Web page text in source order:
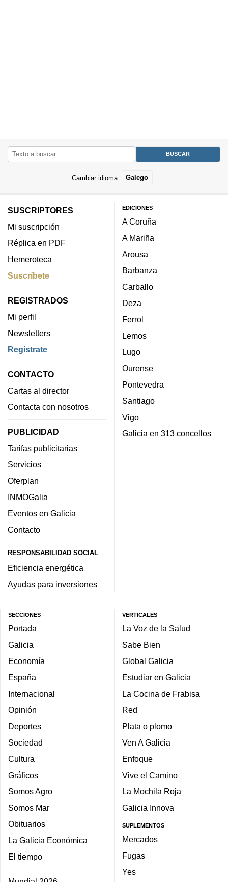
Cambiar idioma: Galego
SUSCRIPTORES
Mi suscripción
Réplica en PDF
Hemeroteca
Suscríbete
REGISTRADOS
Mi perfil
Newsletters
Regístrate
CONTACTO
Cartas al director
Contacta con nosotros
PUBLICIDAD
Tarifas publicitarias
Servicios
Oferplan
INMOGalia
Eventos en Galicia
Contacto
RESPONSABILIDAD SOCIAL
Eficiencia energética
Ayudas para inversiones
EDICIONES
A Coruña
A Mariña
Arousa
Barbanza
Carballo
Deza
Ferrol
Lemos
Lugo
Ourense
Pontevedra
Santiago
Vigo
Galicia en 313 concellos
SECCIONES
Portada
Galicia
Economía
España
Internacional
Opinión
Deportes
Sociedad
Cultura
Gráficos
Somos Agro
Somos Mar
Obituarios
La Galicia Económica
El tiempo
VERTICALES
La Voz de la Salud
Sabe Bien
Global Galicia
Estudiar en Galicia
La Cocina de Frabisa
Red
Plata o plomo
Ven A Galicia
Enfoque
Vive el Camino
La Mochila Roja
Galicia Innova
SUPLEMENTOS
Mercados
Fugas
Yes